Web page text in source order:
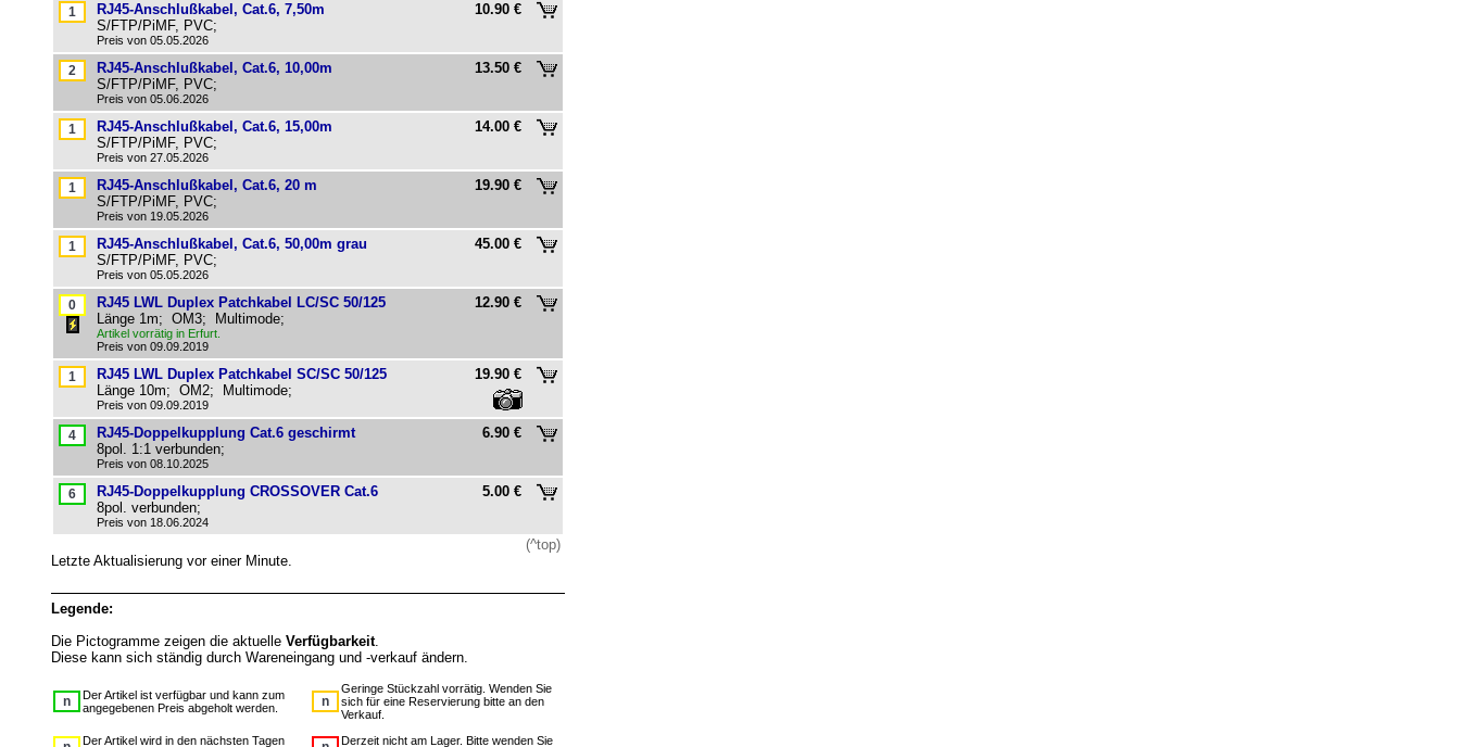
RJ45-Anschlußkabel, Cat.6, 7,50m
S/FTP/PiMF, PVC;
Preis von 05.05.2026
10.90 €
RJ45-Anschlußkabel, Cat.6, 10,00m
S/FTP/PiMF, PVC;
Preis von 05.06.2026
13.50 €
RJ45-Anschlußkabel, Cat.6, 15,00m
S/FTP/PiMF, PVC;
Preis von 27.05.2026
14.00 €
RJ45-Anschlußkabel, Cat.6, 20 m
S/FTP/PiMF, PVC;
Preis von 19.05.2026
19.90 €
RJ45-Anschlußkabel, Cat.6, 50,00m grau
S/FTP/PiMF, PVC;
Preis von 05.05.2026
45.00 €
RJ45 LWL Duplex Patchkabel LC/SC 50/125
Länge 1m; OM3; Multimode;
Artikel vorrätig in Erfurt.
Preis von 09.09.2019
12.90 €
RJ45 LWL Duplex Patchkabel SC/SC 50/125
Länge 10m; OM2; Multimode;
Preis von 09.09.2019
19.90 €
RJ45-Doppelkupplung Cat.6 geschirmt
8pol. 1:1 verbunden;
Preis von 08.10.2025
6.90 €
RJ45-Doppelkupplung CROSSOVER Cat.6
8pol. verbunden;
Preis von 18.06.2024
5.00 €
(^top)
Letzte Aktualisierung vor einer Minute.
Legende:
Die Pictogramme zeigen die aktuelle Verfügbarkeit.
Diese kann sich ständig durch Wareneingang und -verkauf ändern.
Der Artikel ist verfügbar und kann zum
angegebenen Preis abgeholt werden.
Geringe Stückzahl vorrätig. Wenden Sie
sich für eine Reservierung bitte an den
Verkauf.
Der Artikel wird in den nächsten Tagen
Derzeit nicht am Lager. Bitte wenden Sie